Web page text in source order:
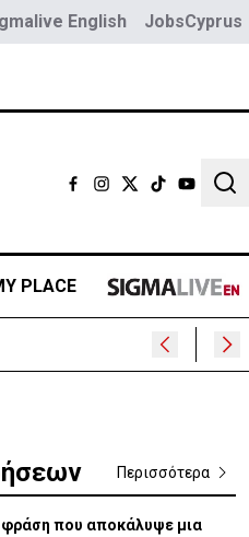
English JobsCyprus
PLACE
Περισσότερα
φράση που αποκάλυψε μια